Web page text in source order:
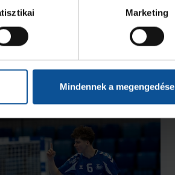
Marketing
Mindennek a megengedése